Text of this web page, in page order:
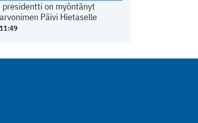
presidentti on myöntänyt
Päivi Hietaselle